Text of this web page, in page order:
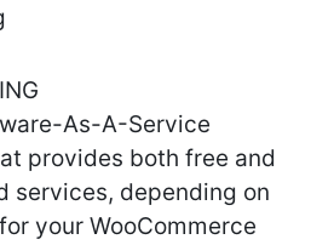
As-A-Service
provides both free and
services, depending on
your WooCommerce